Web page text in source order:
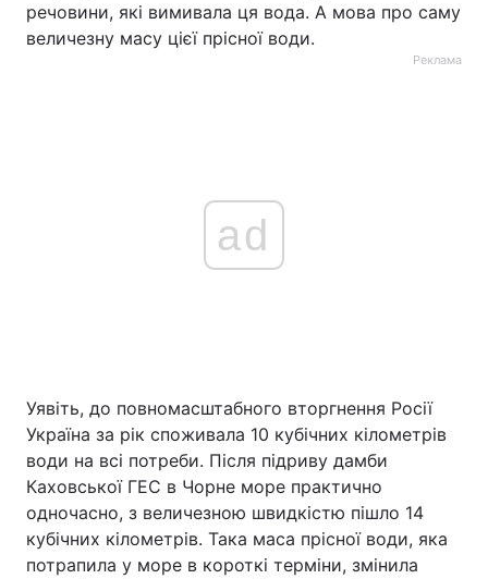
речовини, які вимивала ця вода. А мова про саму
величезну масу цієї прісної води.
Реклама
ad
Уявіть, до повномасштабного вторгнення Росії
Україна за рік споживала 10 кубічних кілометрів
води на всі потреби. Після підриву дамби
Каховської ГЕС в Чорне море практично
одночасно, з величезною швидкістю пішло 14
кубічних кілометрів. Така маса прісної води, яка
потрапила у море в короткі терміни, змінила